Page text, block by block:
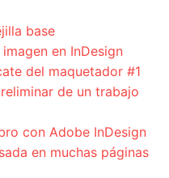
base
en InDesign
del maquetador #1
de un trabajo
con Adobe InDesign
en muchas páginas